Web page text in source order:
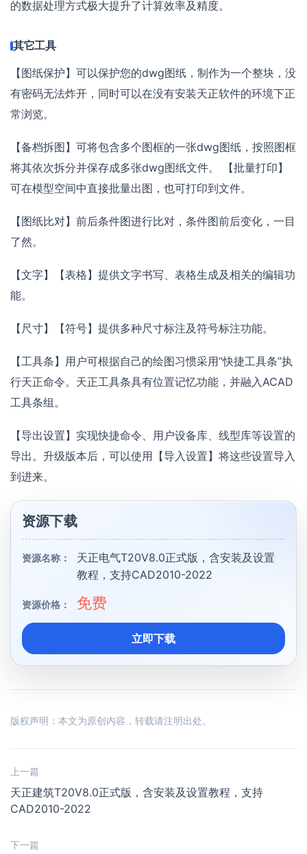
的数据处理方式极大提升了计算效率及精度。
其它工具
【图纸保护】可以保护您的dwg图纸，制作为一个整块，没
有密码无法炸开，同时可以在没有安装天正软件的环境下正
常浏览。
【备档拆图】可将包含多个图框的一张dwg图纸，按照图框
将其依次拆分并保存成多张dwg图纸文件。 【批量打印】
可在模型空间中直接批量出图，也可打印到文件。
【图纸比对】前后条件图进行比对，条件图前后变化，一目
了然。
【文字】【表格】提供文字书写、表格生成及相关的编辑功
能。
【尺寸】【符号】提供多种尺寸标注及符号标注功能。
【工具条】用户可根据自己的绘图习惯采用“快捷工具条”执
行天正命令。天正工具条具有位置记忆功能，并融入ACAD
工具条组。
【导出设置】实现快捷命令、用户设备库、线型库等设置的
导出。升级版本后，可以使用【导入设置】将这些设置导入
到进来。
资源下载
资源名称：
天正电气T20V8.0正式版，含安装及设置
教程，支持CAD2010-2022
资源价格： 免费
立即下载
版权声明：本文为原创内容，转载请注明出处。
上一篇
天正建筑T20V8.0正式版，含安装及设置教程，支持
CAD2010-2022
下一篇